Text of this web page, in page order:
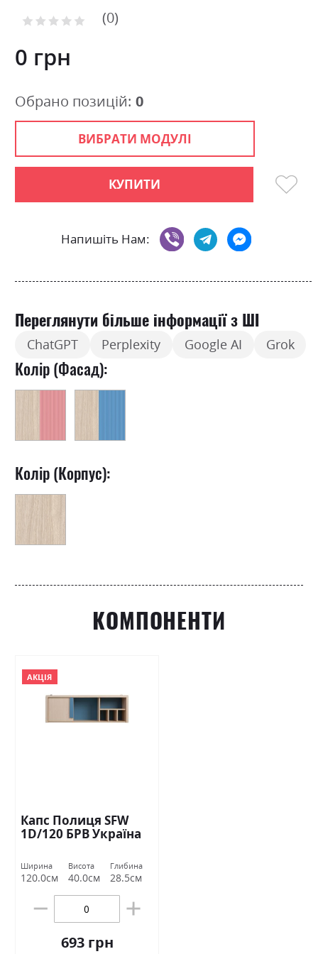
the
of
the
gallery
Рейтинг: 0
0 грн
ВИБРАТИ МОДУЛІ
КУПИТИ
Напишіть Нам:
Обрано позицій: 0
Переглянути більше інформації з ШІ
ChatGPT Perplexity Google AI Grok
Колір (Фасад):
Колір (Корпус):
КОМПОНЕНТИ
АКЦІЯ
Капс Полиця SFW
1D/120 БРВ Україна
Ширина
120.0см
Висота
40.0см
Глибина
28.5см
693 грн